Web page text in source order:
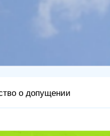
о допущении